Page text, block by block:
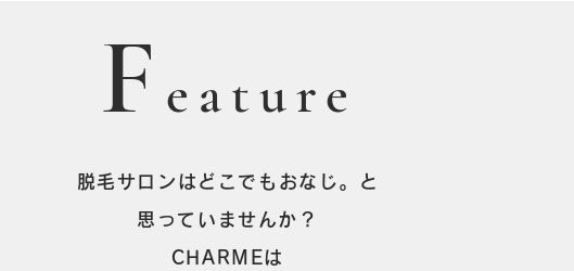
F eature
脱毛サロンはどこでもおなじ。と
思っていませんか？
CHARMEは